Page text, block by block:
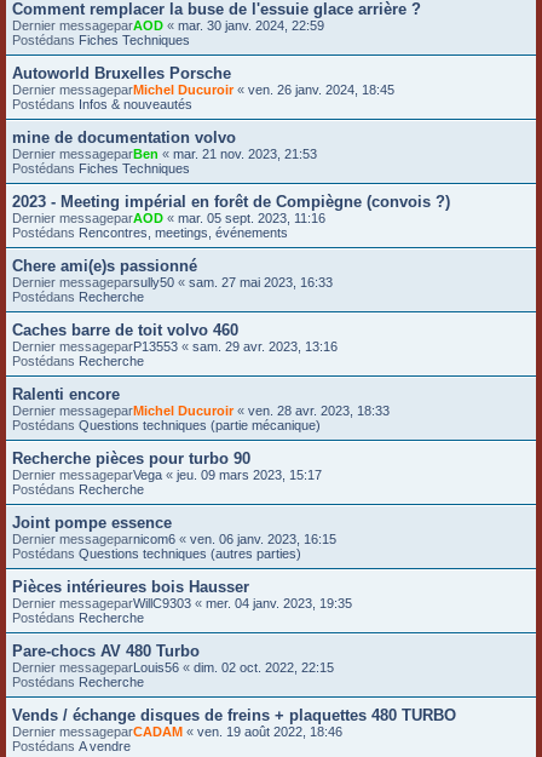
Comment remplacer la buse de l'essuie glace arrière ?
Dernier messageparAOD « mar. 30 janv. 2024, 22:59
Postédans Fiches Techniques
Autoworld Bruxelles Porsche
Dernier messageparMichel Ducuroir« ven. 26 janv. 2024, 18:45
Postédans Infos & nouveautés
mine de documentation volvo
Dernier messageparBen « mar. 21 nov. 2023, 21:53
Postédans Fiches Techniques
2023 - Meeting impérial en forêt de Compiègne (convois ?)
Dernier messageparAOD « mar. 05 sept. 2023, 11:16
Postédans Rencontres, meetings, événements
Chere ami(e)s passionné
Dernier messageparsully50 « sam. 27 mai 2023, 16:33
Postédans Recherche
Caches barre de toit volvo 460
Dernier messageparP13553 « sam. 29 avr. 2023, 13:16
Postédans Recherche
Ralenti encore
Dernier messageparMichel Ducuroir« ven. 28 avr. 2023, 18:33
Postédans Questions techniques (partie mécanique)
Recherche pièces pour turbo 90
Dernier messageparVega « jeu. 09 mars 2023, 15:17
Postédans Recherche
Joint pompe essence
Dernier messageparnicom6 « ven. 06 janv. 2023, 16:15
Postédans Questions techniques (autres parties)
Pièces intérieures bois Hausser
Dernier messageparWillC9303 « mer. 04 janv. 2023, 19:35
Postédans Recherche
Pare-chocs AV 480 Turbo
Dernier messageparLouis56 « dim. 02 oct. 2022, 22:15
Postédans Recherche
Vends / échange disques de freins + plaquettes 480 TURBO
Dernier messageparCADAM « ven. 19 août 2022, 18:46
Postédans A vendre